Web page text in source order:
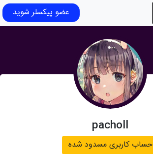
عضو پیکسلر شوید
pacholl
حساب کاربری مسدود شده